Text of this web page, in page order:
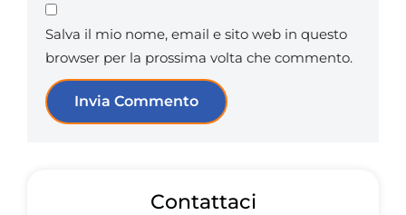
Salva il mio nome, email e sito web in questo
browser per la prossima volta che commento.
Contattaci